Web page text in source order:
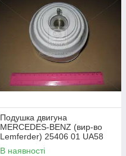
Подушка двигуна
MERCEDES-BENZ (вир-во
Lemferder) 25406 01 UA58
В наявності